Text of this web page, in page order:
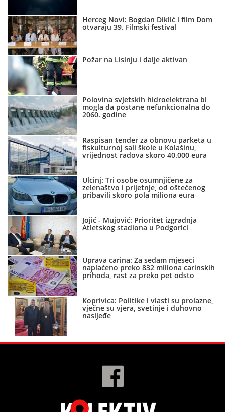
Herceg Novi: Bogdan Diklić i film Dom
otvaraju 39. Filmski festival
Požar na Lisinju i dalje aktivan
Polovina svjetskih hidroelektrana bi
mogla da postane nefunkcionalna do
2060. godine
Raspisan tender za obnovu parketa u
fiskulturnoj sali škole u Kolašinu,
vrijednost radova skoro 40.000 eura
Ulcinj: Tri osobe osumnjičene za
zelenaštvo i prijetnje, od oštećenog
pribavili skoro pola miliona eura
Jojić - Mujović: Prioritet izgradnja
Atletskog stadiona u Podgorici
Uprava carina: Za sedam mjeseci
naplaćeno preko 832 miliona carinskih
prihoda, rast za preko pet odsto
Koprivica: Politike i vlasti su prolazne,
vječne su vjera, svetinje i duhovno
nasljeđe